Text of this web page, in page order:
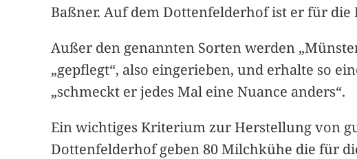
Baßner. Auf dem Dottenfelderhof ist er für
Außer den genannten Sorten werden
„gepflegt“, also eingerieben, und erhalte so
„schmeckt er jedes Mal eine Nuance anders“.
Ein wichtiges Kriterium zur Herstellung von
Dottenfelderhof geben 80 Milchkühe die für